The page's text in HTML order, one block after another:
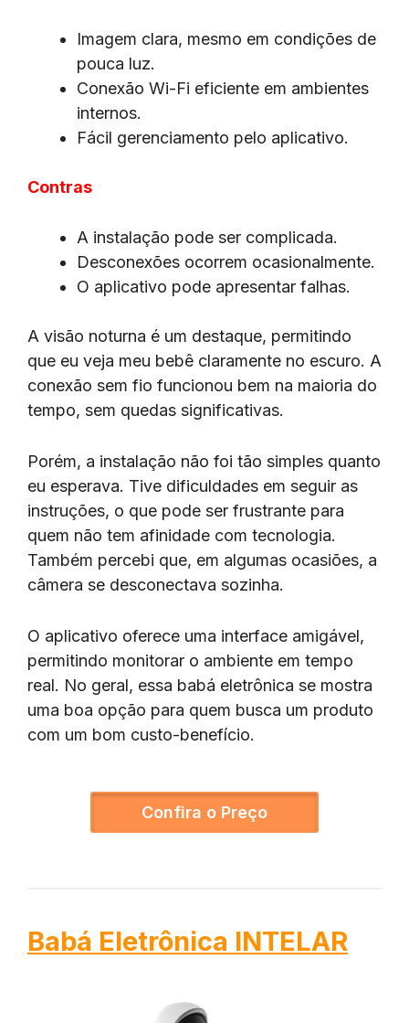
Imagem clara, mesmo em condições de
pouca luz.
Conexão Wi-Fi eficiente em ambientes
internos.
Fácil gerenciamento pelo aplicativo.
Contras
A instalação pode ser complicada.
Desconexões ocorrem ocasionalmente.
O aplicativo pode apresentar falhas.
A visão noturna é um destaque, permitindo
que eu veja meu bebê claramente no escuro. A
conexão sem fio funcionou bem na maioria do
tempo, sem quedas significativas.
Porém, a instalação não foi tão simples quanto
eu esperava. Tive dificuldades em seguir as
instruções, o que pode ser frustrante para
quem não tem afinidade com tecnologia.
Também percebi que, em algumas ocasiões, a
câmera se desconectava sozinha.
O aplicativo oferece uma interface amigável,
permitindo monitorar o ambiente em tempo
real. No geral, essa babá eletrônica se mostra
uma boa opção para quem busca um produto
com um bom custo-benefício.
Confira o Preço
Babá Eletrônica INTELAR